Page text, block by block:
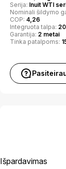
Serija: Inuit WTI
Nominali šildymo
COP: 4,26
Integruota talpa:
Garantija: 2 metai
Tinka patalpoms:
Išpardavimas